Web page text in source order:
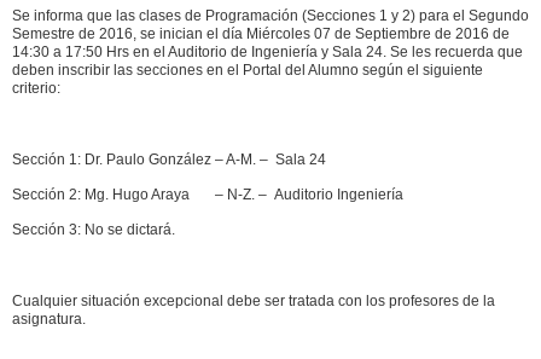
Se informa que las clases de Programación (Secciones 1 y 2) para el Segundo
Semestre de 2016, se inician el día Miércoles 07 de Septiembre de 2016 de
14:30 a 17:50 Hrs en el Auditorio de Ingeniería y Sala 24. Se les recuerda que
deben inscribir las secciones en el Portal del Alumno según el siguiente
criterio:
Sección 1: Dr. Paulo González – A-M. – Sala 24
Sección 2: Mg. Hugo Araya – N-Z. – Auditorio Ingeniería
Sección 3: No se dictará.
Cualquier situación excepcional debe ser tratada con los profesores de la
asignatura.